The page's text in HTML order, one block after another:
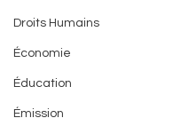
Droits Humains
Économie
Éducation
Émission